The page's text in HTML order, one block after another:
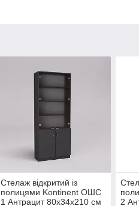
Стелаж відкритий із
полицями Kontinent ОШC
1 Антрацит 80х34х210 см
2